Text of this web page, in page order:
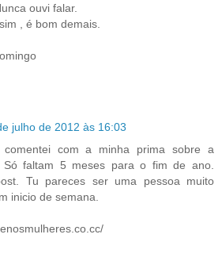
ouvi falar.
, é bom demais.
julho de 2012 às 16:03
comentei com a minha prima sobre a
Só faltam 5 meses para o fim de ano.
Tu pareces ser uma pessoa muito
inicio de semana.